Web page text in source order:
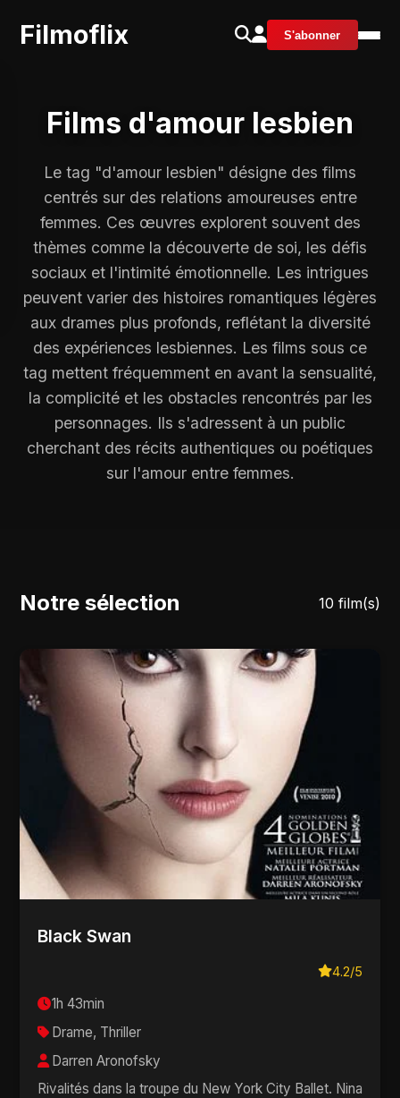
Filmoflix S'abonner
Films d'amour lesbien
Le tag "d'amour lesbien" désigne des films
centrés sur des relations amoureuses entre
femmes. Ces œuvres explorent souvent des
thèmes comme la découverte de soi, les défis
sociaux et l'intimité émotionnelle. Les intrigues
peuvent varier des histoires romantiques légères
aux drames plus profonds, reflétant la diversité
des expériences lesbiennes. Les films sous ce
tag mettent fréquemment en avant la sensualité,
la complicité et les obstacles rencontrés par les
personnages. Ils s'adressent à un public
cherchant des récits authentiques ou poétiques
sur l'amour entre femmes.
Notre sélection 10 film(s)
Black Swan
4.2/5
1h 43min
Drame, Thriller
Darren Aronofsky
Rivalités dans la troupe du New York City Ballet. Nina